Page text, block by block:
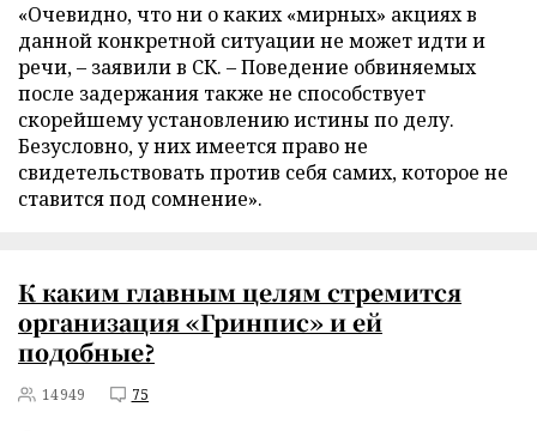
«Очевидно, что ни о каких «мирных» акциях в
данной конкретной ситуации не может идти и
речи, – заявили в СК. – Поведение обвиняемых
после задержания также не способствует
скорейшему установлению истины по делу.
Безусловно, у них имеется право не
свидетельствовать против себя самих, которое не
ставится под сомнение».
К каким главным целям стремится
организация «Гринпис» и ей
подобные?
14949 75